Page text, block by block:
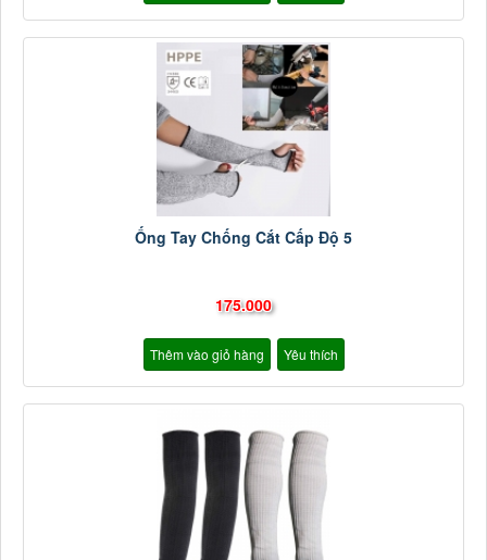
Ống Tay Chống Cắt Cấp Độ 5
175.000
Thêm vào giỏ hàng Yêu thích